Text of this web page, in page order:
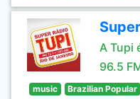
A Tupi
96.5
music Brazilian Popular